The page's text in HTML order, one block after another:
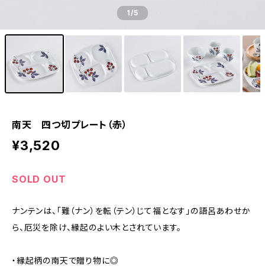
1/5
南天 四つ切プレート（赤）
¥3,520
SOLD OUT
ナンテンは、「難（ナン）を転（テン）じて福となす」の語呂あわせか
ら、厄災を除け、縁起のよい木とされています。
・縁起柄の南天で贈り物に◎